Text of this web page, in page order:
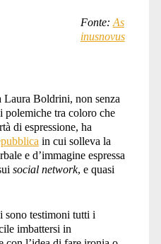
Fonte: As
inusnovus
Laura Boldrini, non senza
polemiche tra coloro che
di espressione, ha
in cui solleva la
e d’immagine espressa
social network, e quasi
sono testimoni tutti i
imbattersi in